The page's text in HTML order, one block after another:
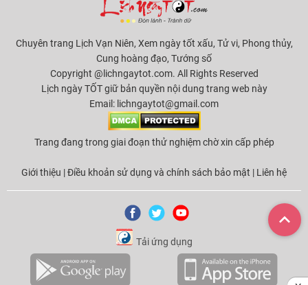
Chuyên trang Lịch Vạn Niên, Xem ngày tốt xấu, Tử vi, Phong thủy,
Cung hoàng đạo, Tướng số
Copyright @lichngaytot.com. All Rights Reserved
Lịch ngày TỐT giữ bản quyền nội dung trang web này
Email: lichngaytot@gmail.com
Trang đang trong giai đoạn thử nghiệm chờ xin cấp phép
Giới thiệu |Điều khoản sử dụng và chính sách bảo mật | Liên hệ
Tải ứng dụng